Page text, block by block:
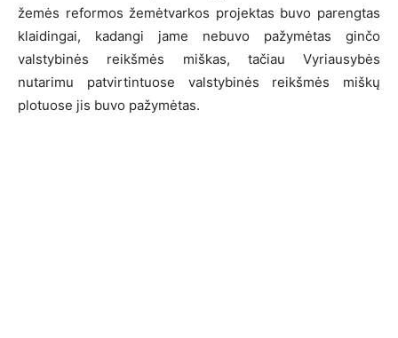
žemės reformos žemėtvarkos projektas buvo parengtas
klaidingai, kadangi jame nebuvo pažymėtas ginčo
valstybinės reikšmės miškas, tačiau Vyriausybės
nutarimu patvirtintuose valstybinės reikšmės miškų
plotuose jis buvo pažymėtas.